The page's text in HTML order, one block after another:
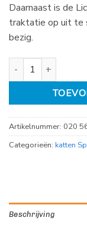
Daarnaast is de
traktatie op uit te
bezig.
Lickimat Buddy aantal
Artikelnummer: 020
Categorieën: katten
Beschrijving